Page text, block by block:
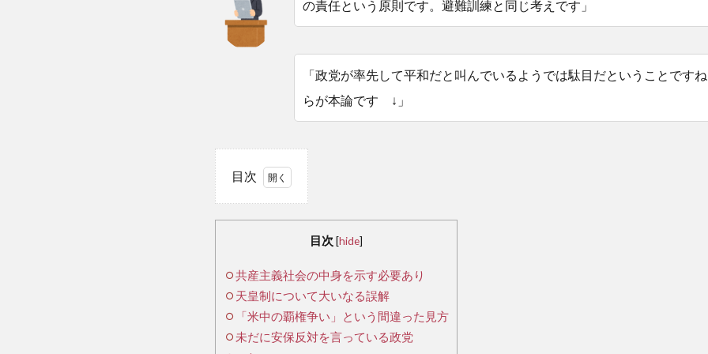
の責任という原則です。避難訓練と同じ考えです」
「政党が率先して平和だと叫んでいるようでは駄目だということです
らが本論です ↓」
目次
主
義
社
会
目次 [hide]
共産主義社会の中身を示す必要あり
天皇制について大いなる誤解
「米中の覇権争い」という間違った見方
未だに安保反対を言っている政党